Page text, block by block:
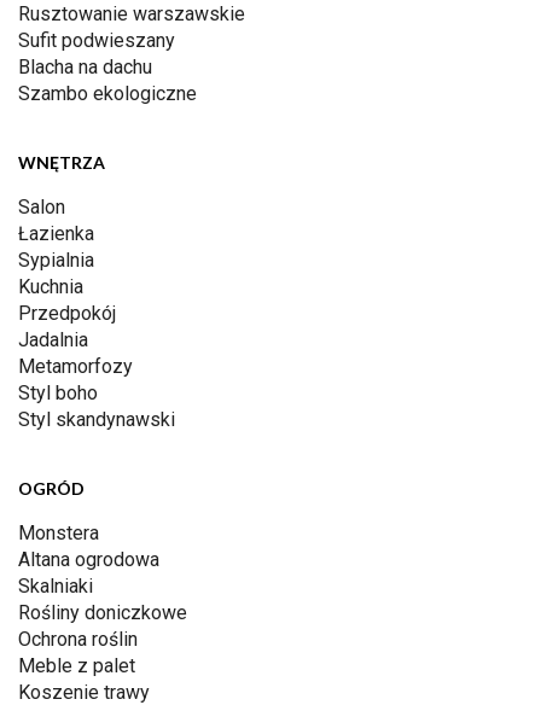
Rusztowanie warszawskie
Sufit podwieszany
Blacha na dachu
Szambo ekologiczne
WNĘTRZA
Salon
Łazienka
Sypialnia
Kuchnia
Przedpokój
Jadalnia
Metamorfozy
Styl boho
Styl skandynawski
OGRÓD
Monstera
Altana ogrodowa
Skalniaki
Rośliny doniczkowe
Ochrona roślin
Meble z palet
Koszenie trawy